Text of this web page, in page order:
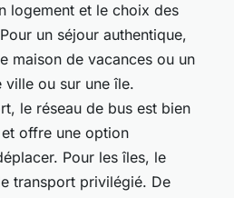
logement et le choix des
un séjour authentique,
maison de vacances ou un
ville ou sur une île.
le réseau de bus est bien
offre une option
Pour les îles, le
transport privilégié. De